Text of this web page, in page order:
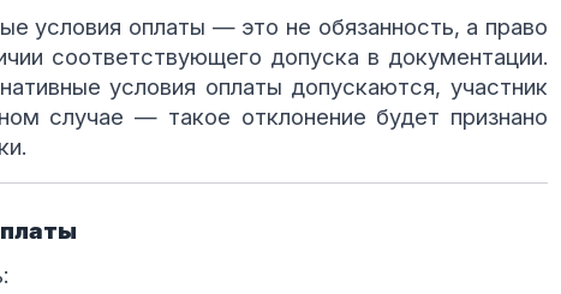
условия оплаты — это не обязанность, а право
соответствующего допуска в документации.
условия оплаты допускаются, участник
случае — такое отклонение будет признано